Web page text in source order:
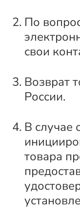
По
свои
Возврат
России.
В случае
товара